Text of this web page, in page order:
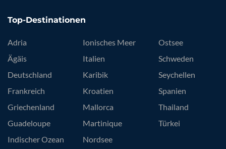
Top-Destinationen
Adria
Ägäis
Deutschland
Frankreich
Griechenland
Guadeloupe
Indischer Ozean
Ionisches Meer
Italien
Karibik
Kroatien
Mallorca
Martinique
Nordsee
Ostsee
Schweden
Seychellen
Spanien
Thailand
Türkei